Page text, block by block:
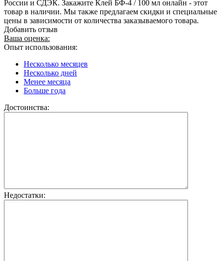
России и СДЭК. Закажите Клей БФ-4 / 100 мл онлайн - этот
товар в наличии. Мы также предлагаем скидки и специальные
цены в зависимости от количества заказываемого товара.
Добавить отзыв
Ваша оценка:
Опыт использования:
Несколько месяцев
Несколько дней
Менее месяца
Больше года
Достоинства:
Недостатки: